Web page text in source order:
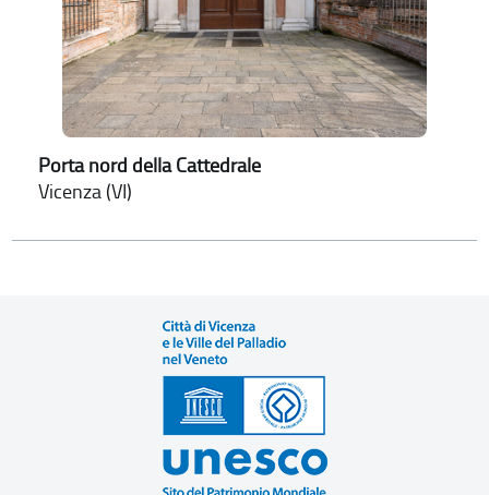
Porta nord della Cattedrale
Vicenza (VI)